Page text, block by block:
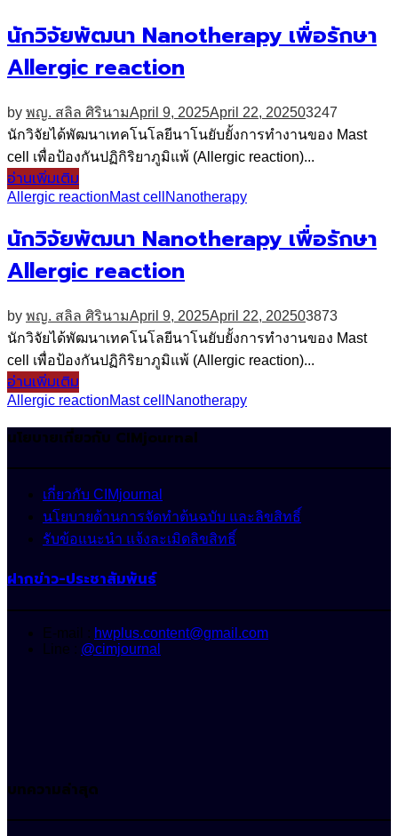
นักวิจัยพัฒนา Nanotherapy เพื่อรักษา
Allergic reaction
by พญ. สลิล ศิรินามApril 9, 2025April 22, 202503247
นักวิจัยได้พัฒนาเทคโนโลยีนาโนยับยั้งการทำงานของ Mast
cell เพื่อป้องกันปฏิกิริยาภูมิแพ้ (Allergic reaction)...
อ่านเพิ่มเติม
Allergic reactionMast cell Nanotherapy
นักวิจัยพัฒนา Nanotherapy เพื่อรักษา
Allergic reaction
by พญ. สลิล ศิรินามApril 9, 2025April 22, 202503873
นักวิจัยได้พัฒนาเทคโนโลยีนาโนยับยั้งการทำงานของ Mast
cell เพื่อป้องกันปฏิกิริยาภูมิแพ้ (Allergic reaction)...
อ่านเพิ่มเติม
Allergic reactionMast cell Nanotherapy
นโยบายเกี่ยวกับ CIMjournal
เกี่ยวกับ CIMjournal
นโยบายด้านการจัดทำต้นฉบับ และลิขสิทธิ์
รับข้อแนะนำ แจ้งละเมิดลิขสิทธิ์
ฝากข่าว-ประชาสัมพันธ์
E-mail : hwplus.content@gmail.com
Line : @cimjournal
บทความล่าสุด